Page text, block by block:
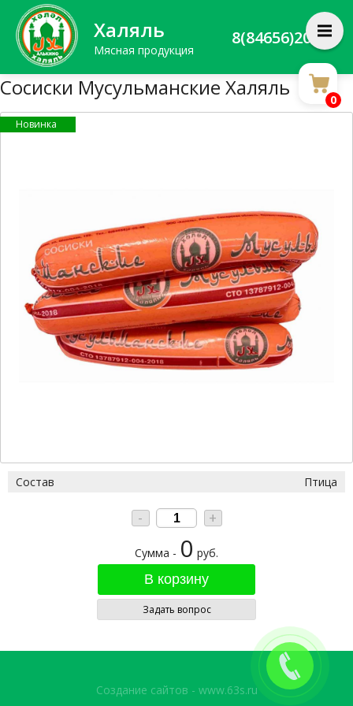
Халяль
Мясная продукция
8(84656)20588
0
Сосиски Мусульманские Халяль
Новинка
Состав Птица
- +
Сумма - 0 руб.
Задать вопрос
Создание сайтов - www.63s.ru